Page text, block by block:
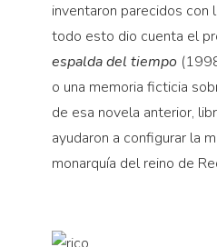
inventaron parecidos con
todo esto dio cuenta el
espalda del tiempo
o una memoria ficticia
de esa novela anterior,
ayudaron a configurar la
monarquía del reino de